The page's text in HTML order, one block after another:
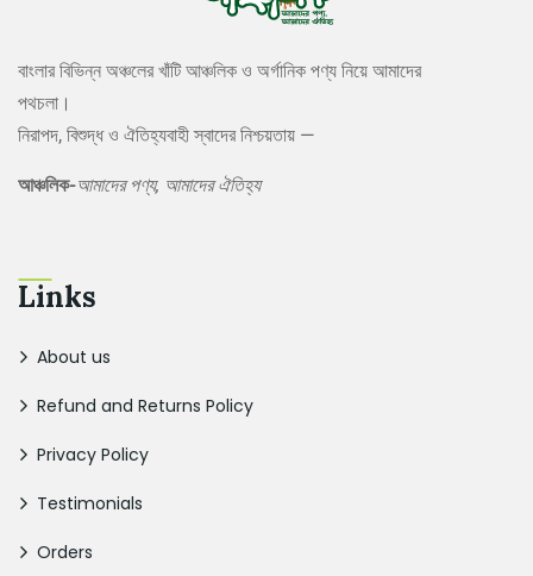
বাংলার বিভিন্ন অঞ্চলের খাঁটি আঞ্চলিক ও অর্গানিক পণ্য নিয়ে আমাদের
পথচলা।
নিরাপদ, বিশুদ্ধ ও ঐতিহ্যবাহী স্বাদের নিশ্চয়তায় —
আঞ্চলিক-আমাদের পণ্য, আমাদের ঐতিহ্য
Links
About us
Refund and Returns Policy
Privacy Policy
Testimonials
Orders